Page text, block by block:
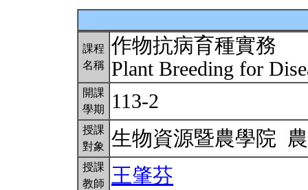
課程
名稱
作物抗病育種實務
Plant Breeding for
開課
學期
113-2
授課
對象
生物資源暨農學院
授課
教師
王肇芬